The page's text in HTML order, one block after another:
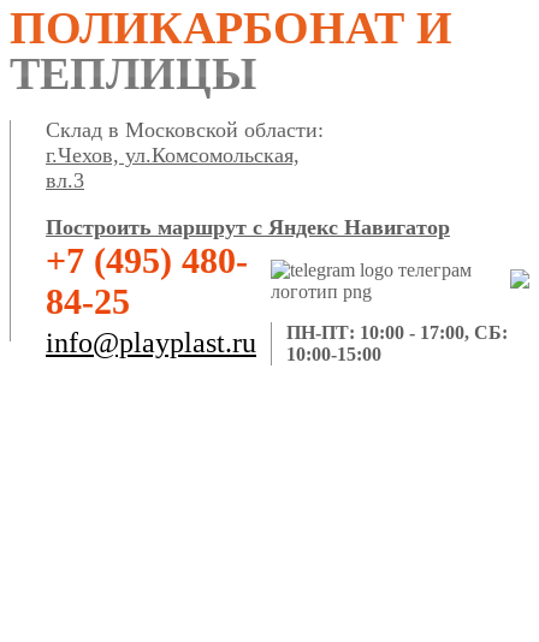
ПОЛИКАРБОНАТ И
ТЕПЛИЦЫ
Склад в Московской области:
г.Чехов, ул.Комсомольская,
вл.3
Построить маршрут с Яндекс Навигатор
+7 (495) 480-
84-25
info@playplast.ru
ПН-ПТ: 10:00 - 17:00, СБ:
10:00-15:00